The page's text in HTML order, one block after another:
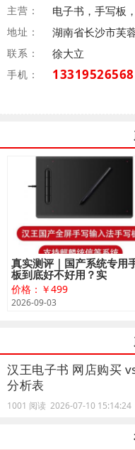
主营： 电子书，手写板
地址： 湖南省长沙市芙
联系： 徐大立
手机： 13319526568
真实测评｜国产系统专用
板到底好不好用？实
价格：￥499
2026-09-03
汉王电子书 网店购买
分析表
1001 阅读 2026-07-10 15:14:24